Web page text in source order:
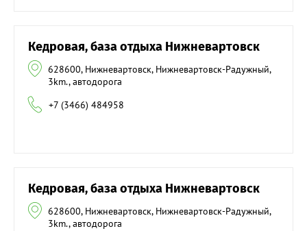
Кедровая, база отдыха Нижневартовск
628600, Нижневартовск, Нижневартовск-Радужный,
3km., автодорога
+7 (3466) 484958
Кедровая, база отдыха Нижневартовск
628600, Нижневартовск, Нижневартовск-Радужный,
3km., автодорога